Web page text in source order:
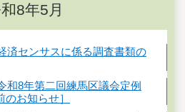
8年5月
済センサスに係る調査書類の
和8年第二回練馬区議会定例
お知らせ］